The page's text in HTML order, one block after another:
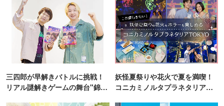
三四郎が早解きバトルに挑戦！
リアル謎解きゲームの舞台"錦糸
妖怪夏祭りや花火で夏を満喫！
コニカミノルタプラネタリア